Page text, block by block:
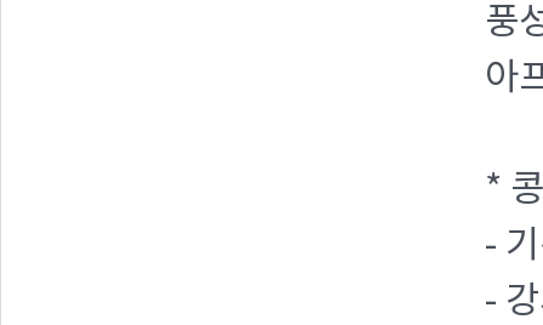
풍
아
*
-
-